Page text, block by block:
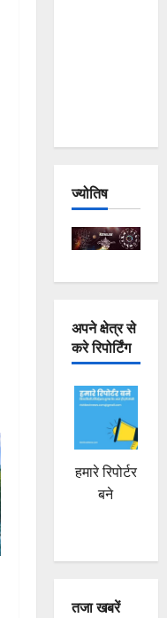
ज्योतिष
अपने क्षेत्र से
करे रिपोर्टिंग
हमारे रिपोर्टर
बने
तजा खबरें